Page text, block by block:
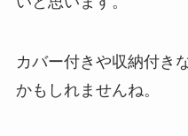
カバー付きや収納付き
かもしれませんね。